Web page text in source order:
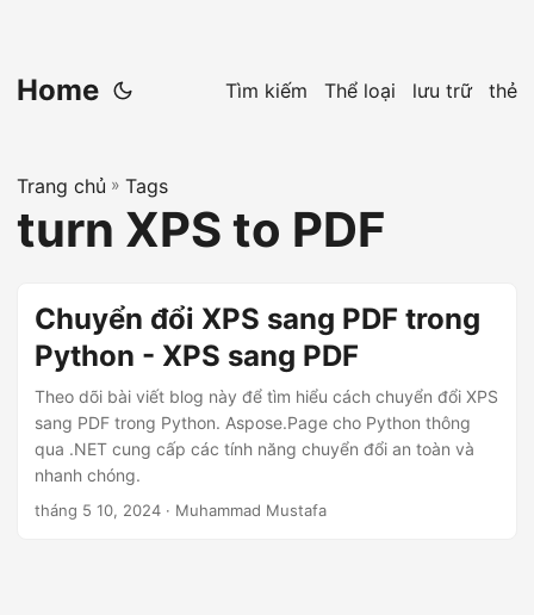
Home Tìm kiếm Thể loại lưu trữ thẻ
Trang chủ » Tags
turn XPS to PDF
Chuyển đổi XPS sang PDF trong
Python - XPS sang PDF
Theo dõi bài viết blog này để tìm hiểu cách chuyển đổi XPS
sang PDF trong Python. Aspose.Page cho Python thông
qua .NET cung cấp các tính năng chuyển đổi an toàn và
nhanh chóng.
tháng 5 10, 2024 · Muhammad Mustafa